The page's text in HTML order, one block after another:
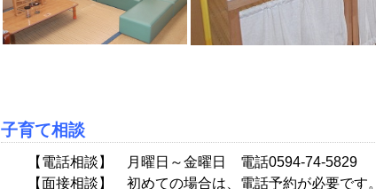
子育て相談
【電話相談】 月曜日～金曜日 電話0594-74-5829
【面接相談】 初めての場合は、電話予約が必要です。